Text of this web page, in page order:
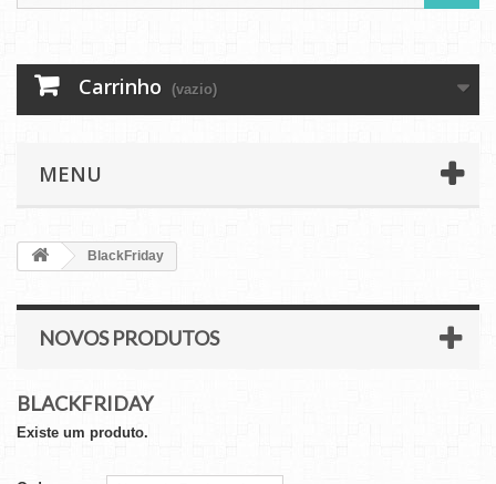
Carrinho (vazio)
MENU
BlackFriday
NOVOS PRODUTOS
BLACKFRIDAY
Existe um produto.